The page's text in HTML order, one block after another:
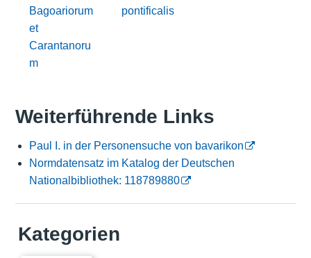
Bagoariorum
et
Carantanoru
m
pontificalis
Weiterführende Links
Paul I. in der Personensuche von bavarikon
Normdatensatz im Katalog der Deutschen
Nationalbibliothek: 118789880
Kategorien